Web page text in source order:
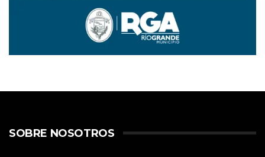
SOBRE NOSOTROS